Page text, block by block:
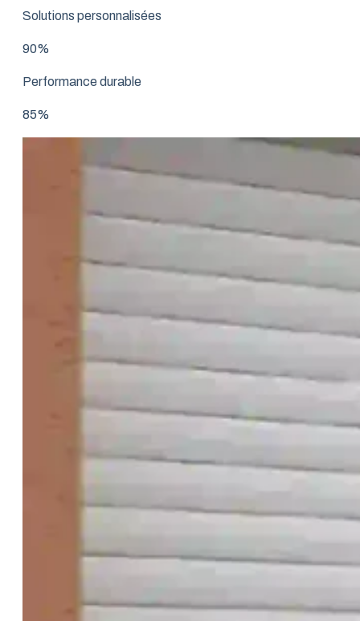
Solutions personnalisées
90%
Performance durable
85%